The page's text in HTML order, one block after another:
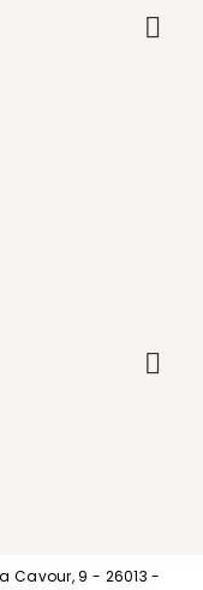
Cavour, 9 - 26013 -